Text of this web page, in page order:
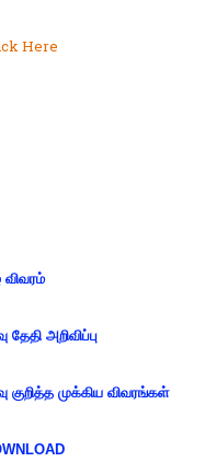
Here
விவரம்
அறிவிப்பு
குறித்த முக்கிய விவரங்கள்